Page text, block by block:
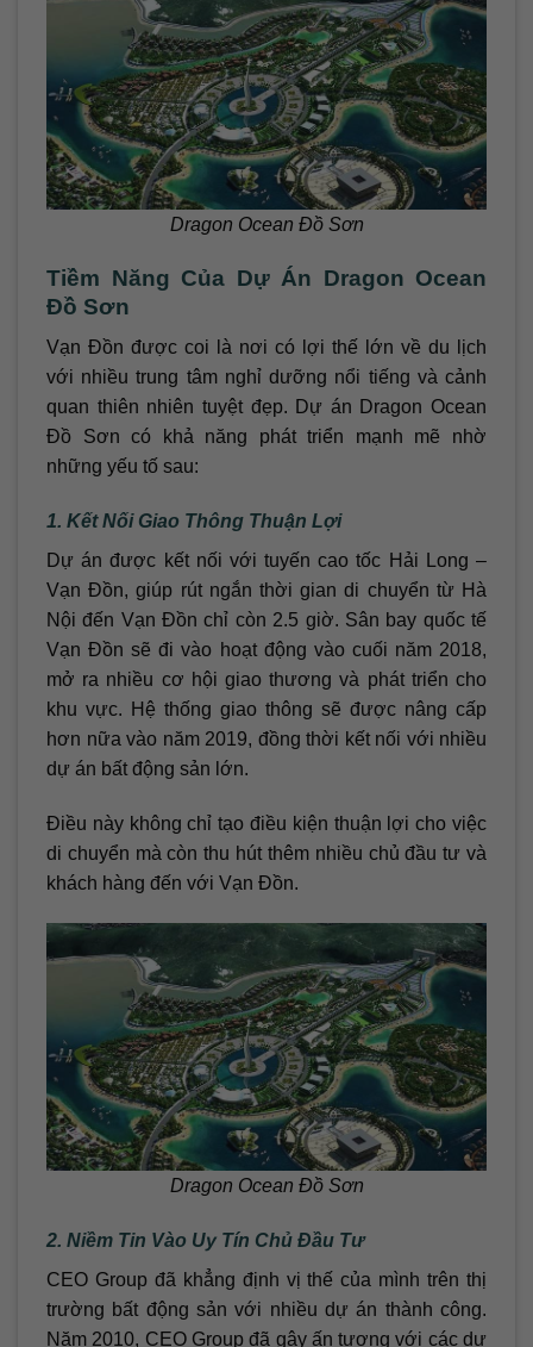
Dragon Ocean Đồ Sơn
Tiềm Năng Của Dự Án Dragon Ocean
Đồ Sơn
Vạn Đồn được coi là nơi có lợi thế lớn về du lịch
với nhiều trung tâm nghỉ dưỡng nổi tiếng và cảnh
quan thiên nhiên tuyệt đẹp. Dự án Dragon Ocean
Đồ Sơn có khả năng phát triển mạnh mẽ nhờ
những yếu tố sau:
1. Kết Nối Giao Thông Thuận Lợi
Dự án được kết nối với tuyến cao tốc Hải Long –
Vạn Đồn, giúp rút ngắn thời gian di chuyển từ Hà
Nội đến Vạn Đồn chỉ còn 2.5 giờ. Sân bay quốc tế
Vạn Đồn sẽ đi vào hoạt động vào cuối năm 2018,
mở ra nhiều cơ hội giao thương và phát triển cho
khu vực. Hệ thống giao thông sẽ được nâng cấp
hơn nữa vào năm 2019, đồng thời kết nối với nhiều
dự án bất động sản lớn.
Điều này không chỉ tạo điều kiện thuận lợi cho việc
di chuyển mà còn thu hút thêm nhiều chủ đầu tư và
khách hàng đến với Vạn Đồn.
Dragon Ocean Đồ Sơn
2. Niềm Tin Vào Uy Tín Chủ Đầu Tư
CEO Group đã khẳng định vị thế của mình trên thị
trường bất động sản với nhiều dự án thành công.
Năm 2010, CEO Group đã gây ấn tượng với các dự